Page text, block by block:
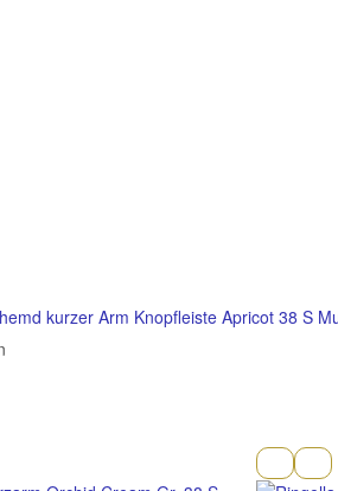
kurzer Arm Knopfleiste Apricot 38 S